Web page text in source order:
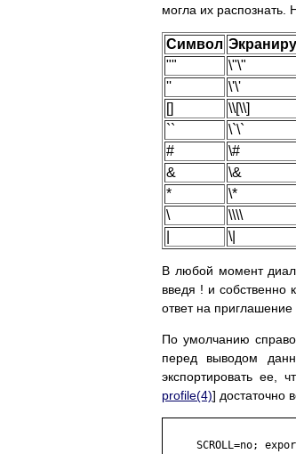
могла их распознать.
Символ
""
\"\"
''
\'\'
[]
\\[\\]
``
\`\`
#
\#
&
\&
*
\*
\
\\\\
\|
В любой момент
введя ! и собственно
ответ на
По умолчанию
перед выводом
экспортировать ее,
profile(4)] достаточно
SCROLL=no;